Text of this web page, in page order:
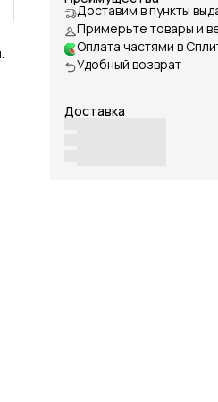
Доставим в пункты
Примерьте товары и
Оплата частями в
Удобный возврат
Доставка